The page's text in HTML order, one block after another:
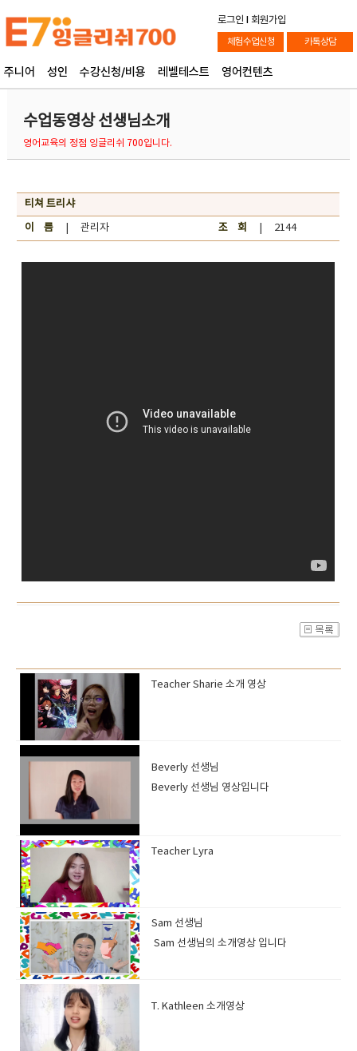
로그인 l 회원가입
체험수업신청 카톡상담
주니어 성인 수강신청/비용 레벨테스트 영어컨텐츠
수업동영상 선생님소개
영어교육의 정점 잉글리쉬 700입니다.
티쳐 트리샤
이 름| 관리자 조 회 | 2144
Teacher Sharie 소개 영상
Beverly 선생님
Teacher Lyra
Sam 선생님
Sam 선생님의 소개영상 입니다
T. Kathleen 소개영상